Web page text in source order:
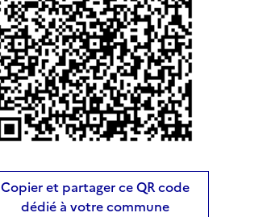
Copier et partager ce QR code
dédié à votre commune